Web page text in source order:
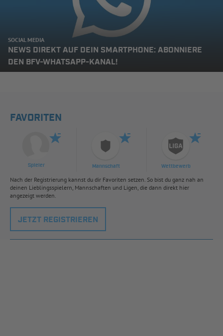
SOCIAL MEDIA
NEWS DIREKT AUF DEIN SMARTPHONE: ABONNIERE
DEN BFV-WHATSAPP-KANAL!
FAVORITEN
Spieler Mannschaft Wettbewerb
Nach der Registrierung kannst du dir Favoriten setzen. So bist du ganz nah an
deinen Lieblingsspielern, Mannschaften und Ligen, die dann direkt hier
angezeigt werden.
JETZT REGISTRIEREN